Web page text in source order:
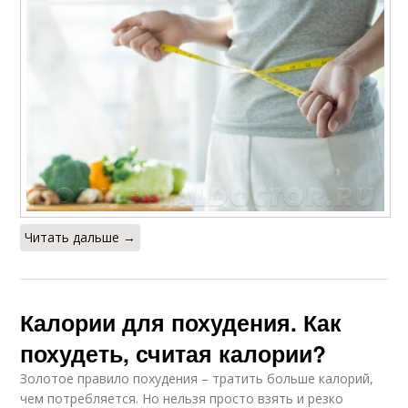
Читать дальше →
Калории для похудения. Как
похудеть, считая калории?
Золотое правило похудения – тратить больше калорий,
чем потребляется. Но нельзя просто взять и резко